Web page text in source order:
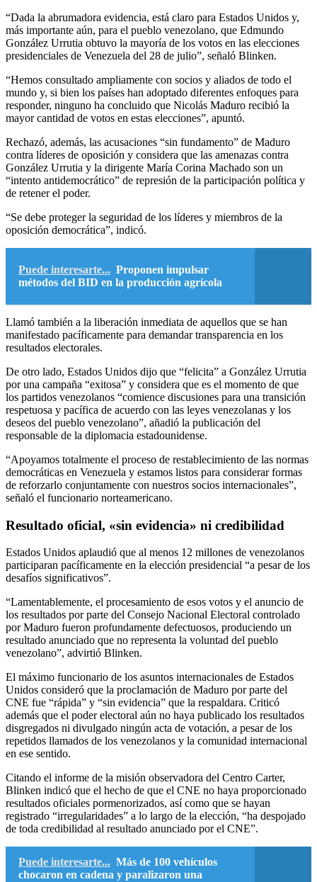
“Dada la abrumadora evidencia, está claro para Estados Unidos y,
más importante aún, para el pueblo venezolano, que Edmundo
González Urrutia obtuvo la mayoría de los votos en las elecciones
presidenciales de Venezuela del 28 de julio”, señaló Blinken.
“Hemos consultado ampliamente con socios y aliados de todo el
mundo y, si bien los países han adoptado diferentes enfoques para
responder, ninguno ha concluido que Nicolás Maduro recibió la
mayor cantidad de votos en estas elecciones”, apuntó.
Rechazó, además, las acusaciones “sin fundamento” de Maduro
contra líderes de oposición y considera que las amenazas contra
González Urrutia y la dirigente María Corina Machado son un
“intento antidemocrático” de represión de la participación política y
de retener el poder.
“Se debe proteger la seguridad de los líderes y miembros de la
oposición democrática”, indicó.
Puede interesarte... Proponen impulsar
métodos del BID en la producción agrícola
Llamó también a la liberación inmediata de aquellos que se han
manifestado pacíficamente para demandar transparencia en los
resultados electorales.
De otro lado, Estados Unidos dijo que “felicita” a González Urrutia
por una campaña “exitosa” y considera que es el momento de que
los partidos venezolanos “comience discusiones para una transición
respetuosa y pacífica de acuerdo con las leyes venezolanas y los
deseos del pueblo venezolano”, añadió la publicación del
responsable de la diplomacia estadounidense.
“Apoyamos totalmente el proceso de restablecimiento de las normas
democráticas en Venezuela y estamos listos para considerar formas
de reforzarlo conjuntamente con nuestros socios internacionales”,
señaló el funcionario norteamericano.
Resultado oficial, «sin evidencia» ni credibilidad
Estados Unidos aplaudió que al menos 12 millones de venezolanos
participaran pacíficamente en la elección presidencial “a pesar de los
desafíos significativos”.
“Lamentablemente, el procesamiento de esos votos y el anuncio de
los resultados por parte del Consejo Nacional Electoral controlado
por Maduro fueron profundamente defectuosos, produciendo un
resultado anunciado que no representa la voluntad del pueblo
venezolano”, advirtió Blinken.
El máximo funcionario de los asuntos internacionales de Estados
Unidos consideró que la proclamación de Maduro por parte del
CNE fue “rápida” y “sin evidencia” que la respaldara. Criticó
además que el poder electoral aún no haya publicado los resultados
disgregados ni divulgado ningún acta de votación, a pesar de los
repetidos llamados de los venezolanos y la comunidad internacional
en ese sentido.
Citando el informe de la misión observadora del Centro Carter,
Blinken indicó que el hecho de que el CNE no haya proporcionado
resultados oficiales pormenorizados, así como que se hayan
registrado “irregularidades” a lo largo de la elección, “ha despojado
de toda credibilidad al resultado anunciado por el CNE”.
Puede interesarte... Más de 100 vehículos
chocaron en cadena y paralizaron una